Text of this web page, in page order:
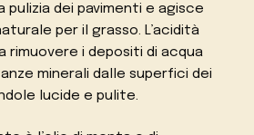
dei pavimenti e agisce
per il grasso. L’acidità
rimuovere i depositi di acqua
minerali dalle superfici dei
lucide e pulite.